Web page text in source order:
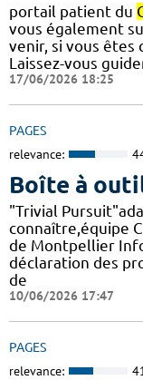
portail patient du
vous également
venir, si vous êtes
Laissez-vous
17/06/2026 18:25
PAGES
relevance:
Boîte à
"Trivial
connaître,équipe
de Montpellier
déclaration des
de
10/06/2026 17:47
PAGES
relevance: